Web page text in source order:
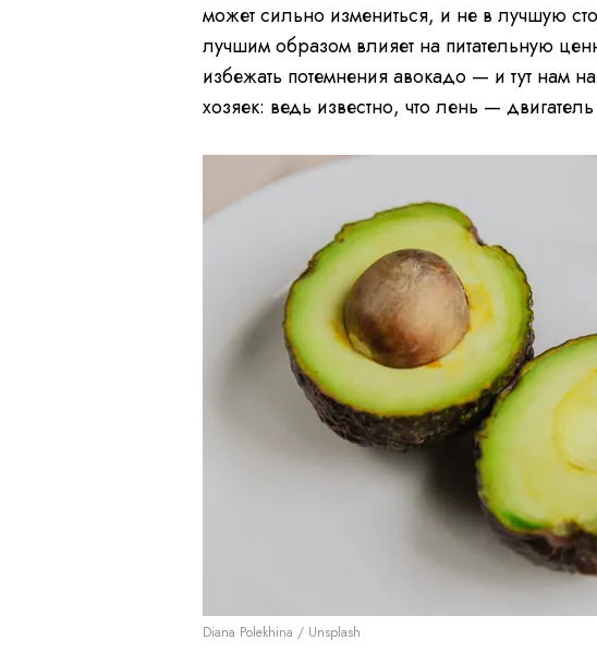
может сильно измениться, и не в лучшую
лучшим образом влияет на питательную
избежать потемнения авокадо — и тут нам
хозяек: ведь известно, что лень —
Diana Polekhina / Unsplash